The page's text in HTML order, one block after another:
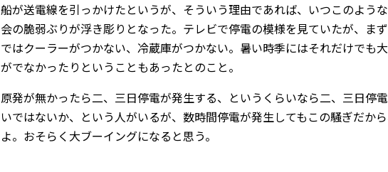
船が送電線を引っかけたというが、そういう理由であれば、いつこのよう
会の脆弱ぶりが浮き彫りとなった。テレビで停電の模様を見ていたが、ま
ではクーラーがつかない、冷蔵庫がつかない。暑い時季にはそれだけでも
がでなかったりということもあったとのこと。
原発が無かったら二、三日停電が発生する、というくらいなら二、三日停
いではないか、という人がいるが、数時間停電が発生してもこの騒ぎだか
よ。おそらく大ブーイングになると思う。